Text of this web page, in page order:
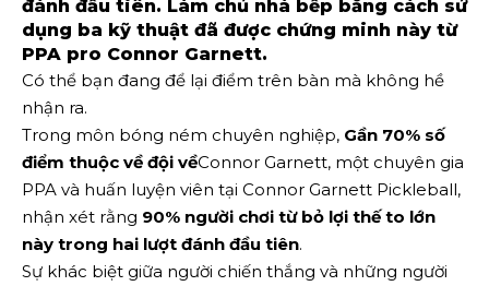
đánh đầu tiên. Làm chủ nhà bếp bằng cách sử
dụng ba kỹ thuật đã được chứng minh này từ
PPA pro Connor Garnett.
Có thể bạn đang để lại điểm trên bàn mà không hề
nhận ra.
Trong môn bóng ném chuyên nghiệp, Gần 70% số
điểm thuộc về đội vềConnor Garnett, một chuyên gia
PPA và huấn luyện viên tại Connor Garnett Pickleball,
nhận xét rằng 90% người chơi từ bỏ lợi thế to lớn
này trong hai lượt đánh đầu tiên.
Sự khác biệt giữa người chiến thắng và những người